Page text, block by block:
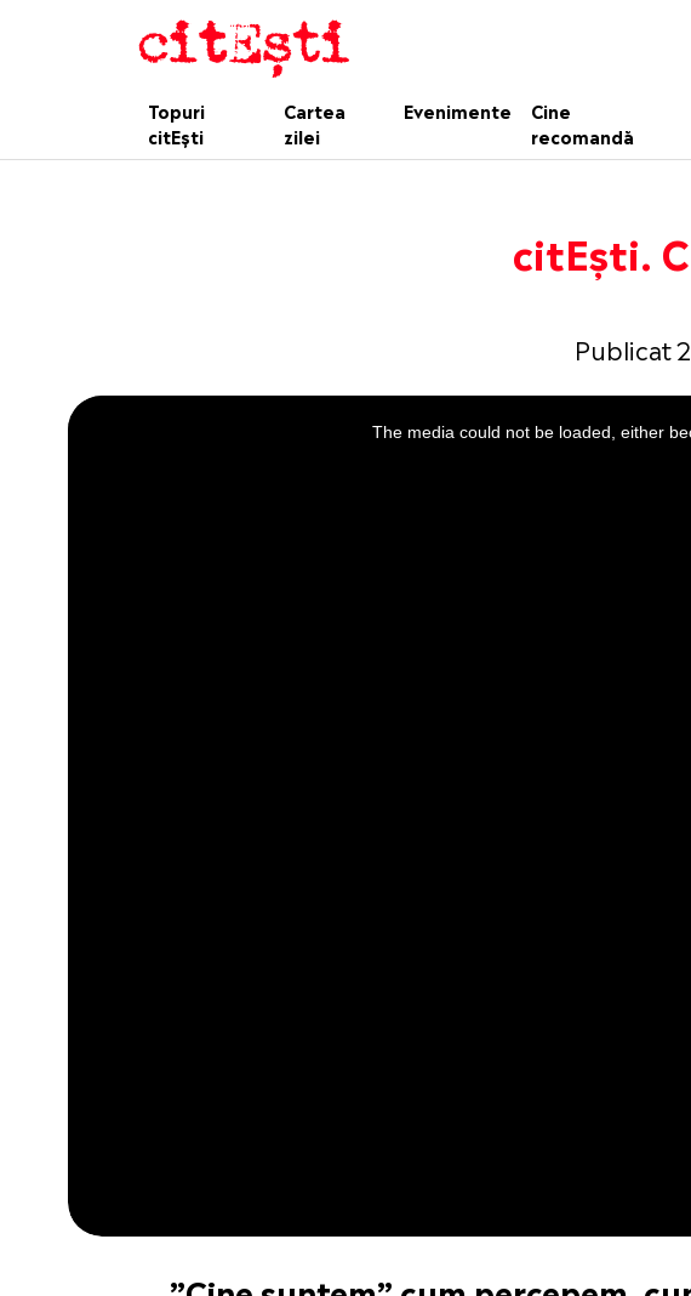
Topuri
citEști
Cartea
zilei
Evenimente
Cine
recomandă
citEști.
Publicat
This
is
a
The media could not be loaded, either